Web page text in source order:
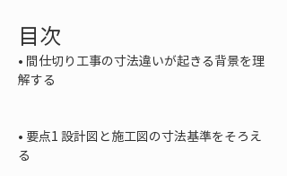
目次
• 間仕切り工事の寸法違いが起きる背景を理
解する
• 要点1 設計図と施工図の寸法基準をそろえ
る